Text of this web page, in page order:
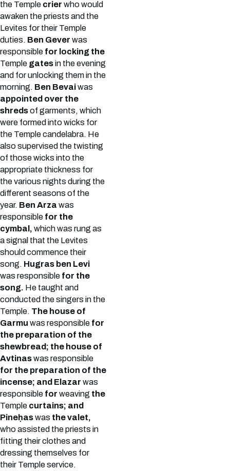
the Temple crier who would
awaken the priests and the
Levites for their Temple
duties. Ben Gever was
responsible for locking the
Temple gatesin the evening
and for unlocking them in the
morning. Ben Bevaiwas
appointed over the
shredsof garments, which
were formed into wicks for
the Temple candelabra. He
also supervised the twisting
of those wicks into the
appropriate thickness for
the various nights during the
different seasons of the
year. Ben Arza was
responsible for the
cymbal, which was rung as
a signal that the Levites
should commence their
song. Hugras ben Levi
was responsible for the
song. He taught and
conducted the singers in the
Temple. The house of
Garmu was responsible for
the preparation of the
shewbread; the house of
Avtinaswas responsible
for the preparation of the
incense; and Elazar was
responsible for weaving the
Temple curtains; and
Pineḥaswas the valet,
who assisted the priests in
fitting their clothes and
dressing themselves for
their Temple service.